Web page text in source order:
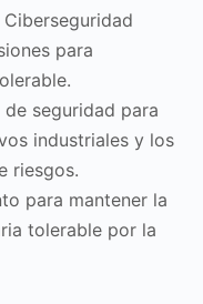
para
seguridad para
industriales y los
riesgos.
para mantener la
tolerable por la